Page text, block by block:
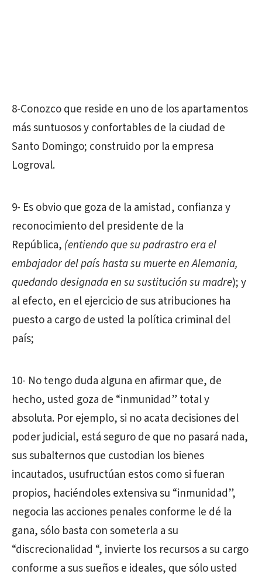
8-Conozco que reside en uno de los apartamentos
más suntuosos y confortables de la ciudad de
Santo Domingo; construido por la empresa
Logroval.
9- Es obvio que goza de la amistad, confianza y
reconocimiento del presidente de la
República, (entiendo que su padrastro era el
embajador del país hasta su muerte en Alemania,
quedando designada en su sustitución su madre); y
al efecto, en el ejercicio de sus atribuciones ha
puesto a cargo de usted la política criminal del
país;
10- No tengo duda alguna en afirmar que, de
hecho, usted goza de “inmunidad” total y
absoluta. Por ejemplo, si no acata decisiones del
poder judicial, está seguro de que no pasará nada,
sus subalternos que custodian los bienes
incautados, usufructúan estos como si fueran
propios, haciéndoles extensiva su “inmunidad”,
negocia las acciones penales conforme le dé la
gana, sólo basta con someterla a su
“discrecionalidad “, invierte los recursos a su cargo
conforme a sus sueños e ideales, que sólo usted